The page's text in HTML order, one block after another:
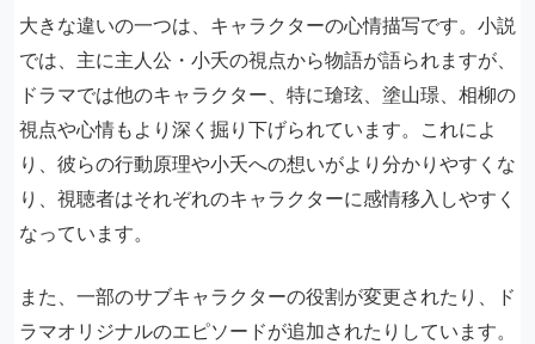
大きな違いの一つは、キャラクターの心情描写です。小説
では、主に主人公・小夭の視点から物語が語られますが、
ドラマでは他のキャラクター、特に瑲玹、塗山璟、相柳の
視点や心情もより深く掘り下げられています。これによ
り、彼らの行動原理や小夭への想いがより分かりやすくな
り、視聴者はそれぞれのキャラクターに感情移入しやすく
なっています。
また、一部のサブキャラクターの役割が変更されたり、ド
ラマオリジナルのエピソードが追加されたりしています。